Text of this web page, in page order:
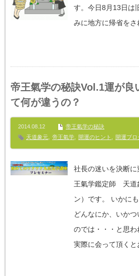
す。今日8月13日は
みに地方に帰省を
帝王氣学の秘訣Vol.1運が良
て何が違うの？
2014.08.12
帝王氣学の秘訣
天道象元
帝王氣学 開運のヒント 開運ブロ
社長の迷いを決断
王氣学鑑定師 天道
ン）です。 いかに
どんなにか、いか
のでは・・・と思わ
実際に会って頂くと